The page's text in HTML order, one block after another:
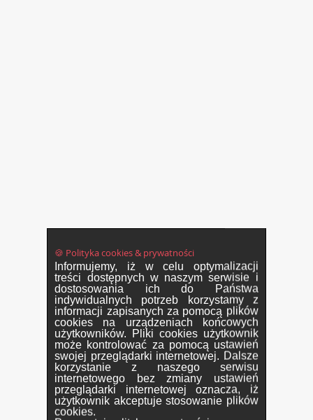
🍪 Polityka cookies & prywatności
Informujemy, iż w celu optymalizacji
treści dostępnych w naszym serwisie i
dostosowania ich do Państwa
indywidualnych potrzeb korzystamy z
informacji zapisanych za pomocą plików
cookies na urządzeniach końcowych
użytkowników. Pliki cookies użytkownik
może kontrolować za pomocą ustawień
swojej przeglądarki internetowej. Dalsze
korzystanie z naszego serwisu
internetowego bez zmiany ustawień
przeglądarki internetowej oznacza, iż
użytkownik akceptuje stosowanie plików
cookies.